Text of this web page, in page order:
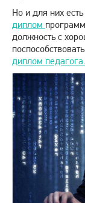
Но и для них
диплом
должность с
диплом педагога.